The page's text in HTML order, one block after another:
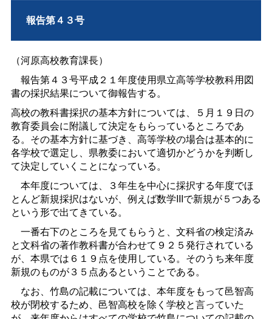
報告第４３号
（河原高校教育課長）
報告第４３号平成２１年度使用県立高等学校教科用図
書の採択結果について御報告する。
高校の教科書採択の基本方針については、５月１９日の
教育委員会に附議して決定をもらっているところであ
る。その基本方針に基づき、高等学校の場合は基本的に
各学校で選定し、県教委において適切かどうかを判断し
て決定していくことになっている。
本年度については、３年生を中心に採択する年度でほ
とんど新規採択はないが、例えば数学IIIで新規が５つある
という形で出てきている。
一番右下のところを見てもらうと、文科省の検定済み
と文科省の著作教科書が合わせて９２５発行されている
が、本県では６１９点を使用している。そのうち来年度
新規のものが３５点あるということである。
なお、竹島の記載については、本年度をもって邑智高
校が閉校するため、邑智高校を除く学校と言っていた